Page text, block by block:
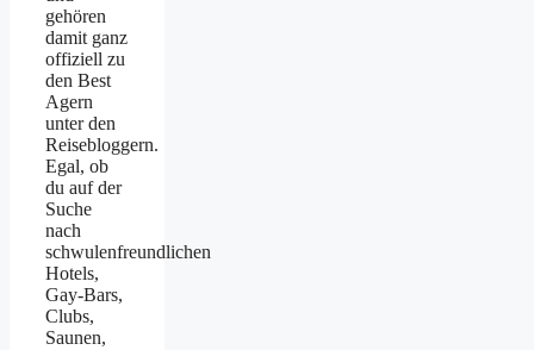
gehören
damit ganz
offiziell zu
den Best
Agern
unter den
Reisebloggern.
Egal, ob
du auf der
Suche
nach
schwulenfreundlichen
Hotels,
Gay-Bars,
Clubs,
Saunen,